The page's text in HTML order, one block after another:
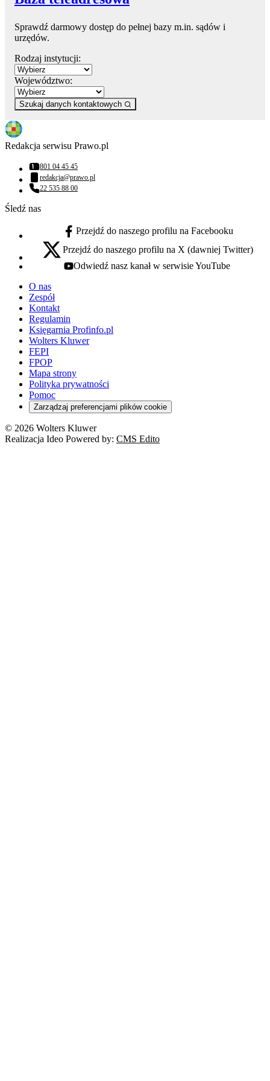
Sprawdź darmowy dostęp do pełnej bazy m.in. sądów i
urzędów.
Rodzaj instytucji:
Województwo:
Szukaj danych kontaktowych
Redakcja serwisu Prawo.pl
Numer telefonu:
801 04 45 45
Adres email:
redakcja@prawo.pl
Numer telefonu:
22 535 88 00
Śledź nas
facebook - otwiera się w nowej karcie
Przejdź do naszego profilu na Facebooku
x - otwiera się w nowej karcie
Przejdź do naszego profilu na X (dawniej Twitter)
youtube - otwiera się w nowej karcie
Odwiedź nasz kanał w serwisie YouTube
O nas
Zespół
Kontakt
Regulamin
Księgarnia Profinfo.pl
Wolters Kluwer
FEPI
FPOP
Mapa strony
Polityka prywatności
Pomoc
Zarządzaj preferencjami plików cookie
© 2026 Wolters Kluwer
Realizacja Ideo Powered by: CMS Edito